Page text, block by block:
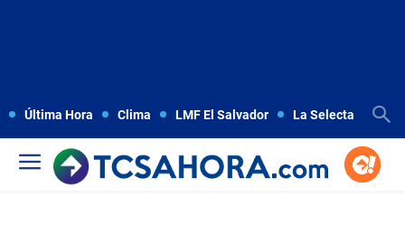
Última Hora Clima LMF El Salvador La Selecta